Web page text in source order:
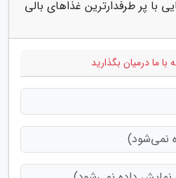
با پر طرفدارترین غذاهای بالی
با ما درمیان بگذارید